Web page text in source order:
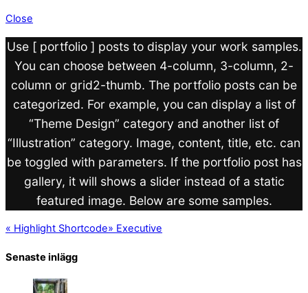
Close
Use [ portfolio ] posts to display your work samples.
You can choose between 4-column, 3-column, 2-
column or grid2-thumb. The portfolio posts can be
categorized. For example, you can display a list of
“Theme Design” category and another list of
“Illustration” category. Image, content, title, etc. can
be toggled with parameters. If the portfolio post has
gallery, it will shows a slider instead of a static
featured image. Below are some samples.
« Highlight Shortcode» Executive
Senaste inlägg